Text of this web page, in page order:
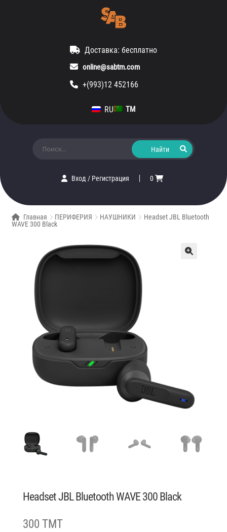
Доставка: бесплатно
online@sabtm.com
+(993)12 452166
RU TM
Вход/ Регистрация 0
Главная ПЕРИФЕРИЯ НАУШНИКИ
Headset JBL Bluetooth
WAVE 300 Black
Headset JBL Bluetooth WAVE 300 Black
300 TMT